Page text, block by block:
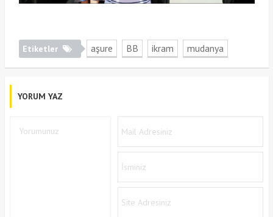
Etiketler aşure BB ikram mudanya
YORUM YAZ